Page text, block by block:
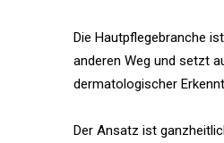
Die Hautpflegebranche
anderen Weg und setzt
dermatologischer
Der Ansatz ist